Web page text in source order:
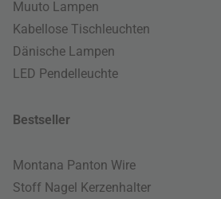
Muuto Lampen
Kabellose Tischleuchten
Dänische Lampen
LED Pendelleuchte
Bestseller
Montana Panton Wire
Stoff Nagel Kerzenhalter